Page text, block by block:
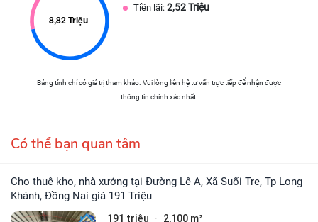
Tiền lãi: 2,52 Triệu
Bảng tính chỉ có giá trị tham khảo. Vui lòng liên hệ tư vấn trực tiếp để nhận được
thông tin chính xác nhất.
Có thể bạn quan tâm
Cho thuê kho, nhà xưởng tại Đường Lê A, Xã Suối Tre, Tp Long
Khánh, Đồng Nai giá 191 Triệu
191 triệu · 2,100 m²